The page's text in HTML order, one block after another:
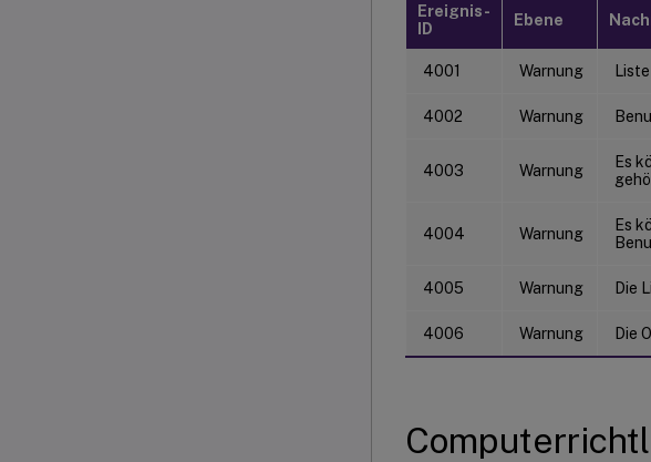
Ereignis-
ID
Ebene
4001 Warnung
4002 Warnung
4003 Warnung
Es
4004 Warnung
Es
4005 Warnung Die
4006 Warnung Die